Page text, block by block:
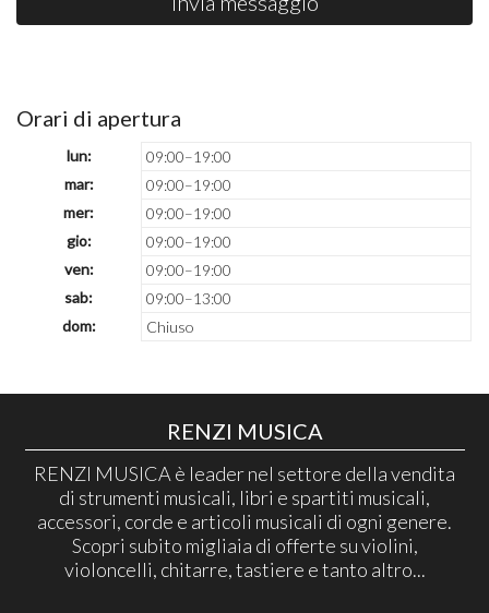
Orari di apertura
lun:
09:00–19:00
mar:
09:00–19:00
mer:
09:00–19:00
gio:
09:00–19:00
ven:
09:00–19:00
sab:
09:00–13:00
dom:
Chiuso
RENZI MUSICA
RENZI MUSICA è leader nel settore della vendita
di strumenti musicali, libri e spartiti musicali,
accessori, corde e articoli musicali di ogni genere.
Scopri subito migliaia di offerte su violini,
violoncelli, chitarre, tastiere e tanto altro...